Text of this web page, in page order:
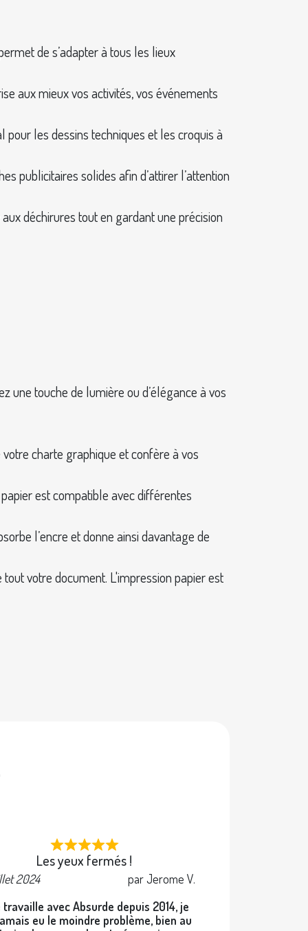
de s’adapter à tous les lieux
aux mieux vos activités, vos événements
les dessins techniques et les croquis à
publicitaires solides afin d’attirer l’attention
déchirures tout en gardant une précision
une touche de lumière ou d’élégance à vos
charte graphique et confère à vos
est compatible avec différentes
l’encre et donne ainsi davantage de
votre document. L'impression papier est
Les yeux fermés !
2024
par Jerome V.
travaille avec Absurde depuis 2014, je
eu le moindre problème, bien au